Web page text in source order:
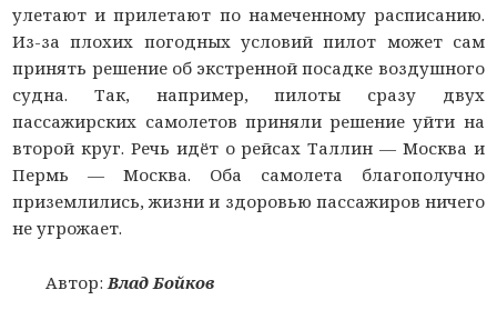
улетают и прилетают по намеченному расписанию.
Из-за плохих погодных условий пилот может сам
принять решение об экстренной посадке воздушного
судна. Так, например, пилоты сразу двух
пассажирских самолетов приняли решение уйти на
второй круг. Речь идёт о рейсах Таллин — Москва и
Пермь — Москва. Оба самолета благополучно
приземлились, жизни и здоровью пассажиров ничего
не угрожает.
Автор: Влад Бойков